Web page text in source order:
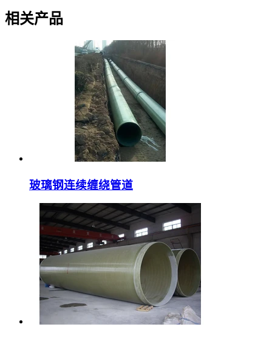
相关产品
玻璃钢连续缠绕管道